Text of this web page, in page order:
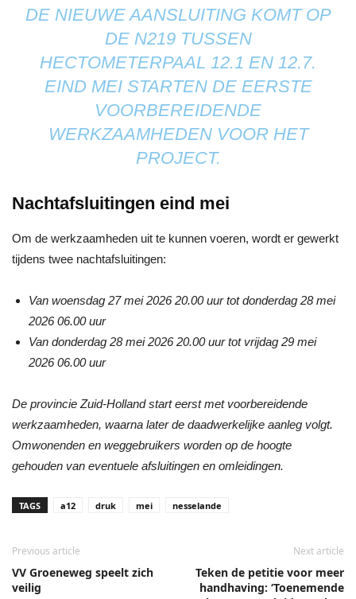
DE NIEUWE AANSLUITING KOMT OP
DE N219 TUSSEN
HECTOMETERPAAL 12.1 EN 12.7.
EIND MEI STARTEN DE EERSTE
VOORBEREIDENDE
WERKZAAMHEDEN VOOR HET
PROJECT.
Nachtafsluitingen eind mei
Om de werkzaamheden uit te kunnen voeren, wordt er gewerkt
tijdens twee nachtafsluitingen:
Van woensdag 27 mei 2026 20.00 uur tot donderdag 28 mei
2026 06.00 uur
Van donderdag 28 mei 2026 20.00 uur tot vrijdag 29 mei
2026 06.00 uur
De provincie Zuid-Holland start eerst met voorbereidende
werkzaamheden, waarna later de daadwerkelijke aanleg volgt.
Omwonenden en weggebruikers worden op de hoogte
gehouden van eventuele afsluitingen en omleidingen.
TAGS a12 druk mei nesselande
Previous article
VV Groeneweg speelt zich
veilig
Next article
Teken de petitie voor meer
handhaving: ‘Toenemende